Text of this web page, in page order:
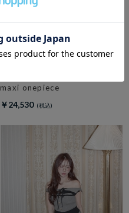
maxi onepiece
￥24,530